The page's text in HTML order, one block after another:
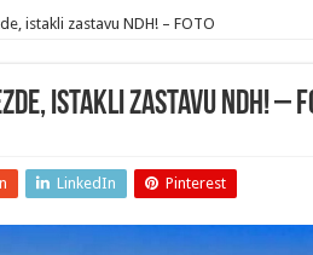
istakli zastavu NDH! – FOTO
istakli zastavu NDH! –
LinkedIn Pinterest